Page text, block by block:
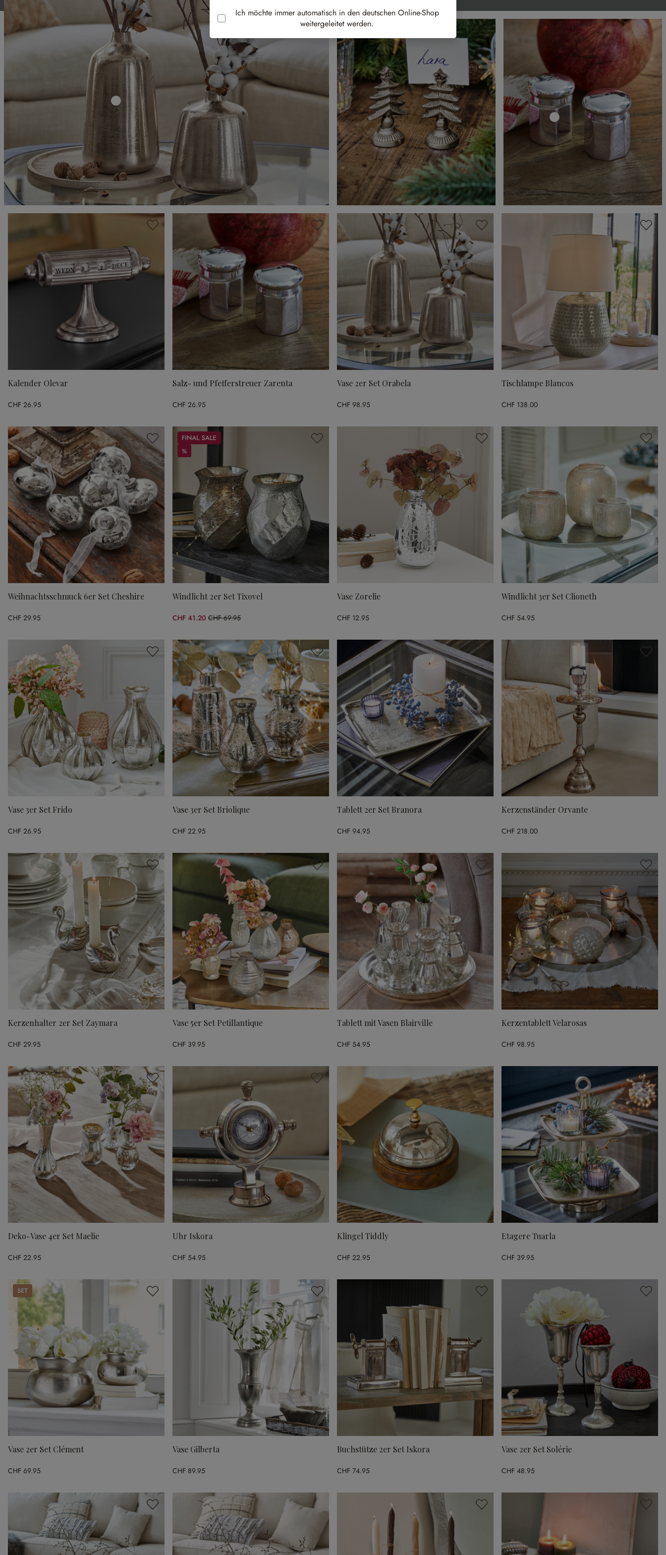
Kalender Olevar
CHF 26.95
Salz- und Pfefferstreuer Zarenta
CHF 26.95
Vase 2er Set Orabela
CHF 98.95
Tischlampe Blancos
CHF 138.00
Weihnachtsschmuck 6er Set Cheshire
CHF 29.95
Sale
%
%
Windlicht 2er Set Tixovel
CHF 41.20 CHF 69.95
(41.1% gespart)
Vase Zorelie
CHF 12.95
Windlicht 3er Set Clioneth
CHF 54.95
Vase 3er Set Frido
CHF 26.95
Vase 3er Set Briolique
CHF 22.95
Tablett 2er Set Branora
CHF 94.95
Kerzenständer Orvante
CHF 218.00
Kerzenhalter 2er Set Zaymara
CHF 29.95
Vase 5er Set Petillantique
CHF 39.95
Tablett mit Vasen Blairville
CHF 54.95
Kerzentablett Velarosas
CHF 98.95
Deko-Vase 4er Set Maelie
CHF 22.95
Uhr Iskora
CHF 54.95
Klingel Tiddly
CHF 22.95
Etagere Tuarla
CHF 39.95
Set
Vase 2er Set Clément
CHF 69.95
Vase Gilberta
CHF 89.95
Buchstütze 2er Set Iskora
CHF 74.95
Vase 2er Set Solérie
CHF 48.95
Ich möchte immer automatisch in den deutschen Online-Shop
weitergeleitet werden.